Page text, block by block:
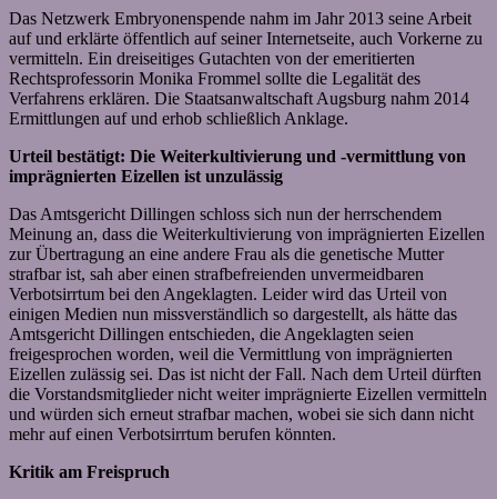
Das Netzwerk Embryonenspende nahm im Jahr 2013 seine Arbeit
auf und erklärte öffentlich auf seiner Internetseite, auch Vorkerne zu
vermitteln. Ein dreiseitiges Gutachten von der emeritierten
Rechtsprofessorin Monika Frommel sollte die Legalität des
Verfahrens erklären. Die Staatsanwaltschaft Augsburg nahm 2014
Ermittlungen auf und erhob schließlich Anklage.
Urteil bestätigt: Die Weiterkultivierung und -vermittlung von
imprägnierten Eizellen ist unzulässig
Das Amtsgericht Dillingen schloss sich nun der herrschendem
Meinung an, dass die Weiterkultivierung von imprägnierten Eizellen
zur Übertragung an eine andere Frau als die genetische Mutter
strafbar ist, sah aber einen strafbefreienden unvermeidbaren
Verbotsirrtum bei den Angeklagten. Leider wird das Urteil von
einigen Medien nun missverständlich so dargestellt, als hätte das
Amtsgericht Dillingen entschieden, die Angeklagten seien
freigesprochen worden, weil die Vermittlung von imprägnierten
Eizellen zulässig sei. Das ist nicht der Fall. Nach dem Urteil dürften
die Vorstandsmitglieder nicht weiter imprägnierte Eizellen vermitteln
und würden sich erneut strafbar machen, wobei sie sich dann nicht
mehr auf einen Verbotsirrtum berufen könnten.
Kritik am Freispruch